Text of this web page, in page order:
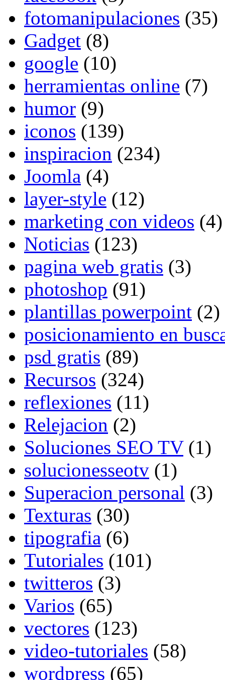
fotomanipulaciones (35)
Gadget (8)
google (10)
herramientas online (7)
humor (9)
iconos (139)
inspiracion (234)
Joomla (4)
layer-style (12)
marketing con videos (4)
Noticias (123)
pagina web gratis (3)
photoshop (91)
plantillas powerpoint (2)
posicionamiento en
psd gratis (89)
Recursos (324)
reflexiones (11)
Relejacion (2)
Soluciones SEO TV(1)
solucionesseotv (1)
Superacion personal (3)
Texturas (30)
tipografia (6)
Tutoriales (101)
twitteros (3)
Varios (65)
vectores (123)
video-tutoriales (58)
wordpress (65)